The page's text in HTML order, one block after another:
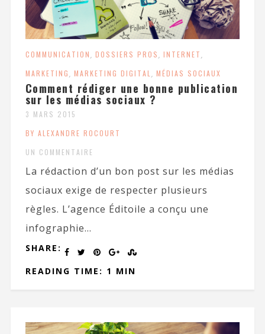
COMMUNICATION, DOSSIERS PROS, INTERNET,
MARKETING, MARKETING DIGITAL , MÉDIAS SOCIAUX
Comment rédiger une bonne publication
sur les médias sociaux ?
3 MARS 2015
BY ALEXANDRE ROCOURT
UN COMMENTAIRE
La rédaction d’un bon post sur les médias
sociaux exige de respecter plusieurs
règles. L’agence Éditoile a conçu une
infographie...
SHARE:
READING TIME: 1 MIN